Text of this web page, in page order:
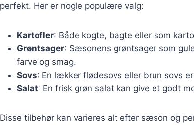
perfekt. Her er nogle populære valg:
Kartofler: Både kogte, bagte eller som
Grøntsager: Sæsonens grøntsager som
farve og smag.
Sovs: En lækker flødesovs eller brun sovs
Salat: En frisk grøn salat kan give et godt
Disse tilbehør kan varieres alt efter sæson og